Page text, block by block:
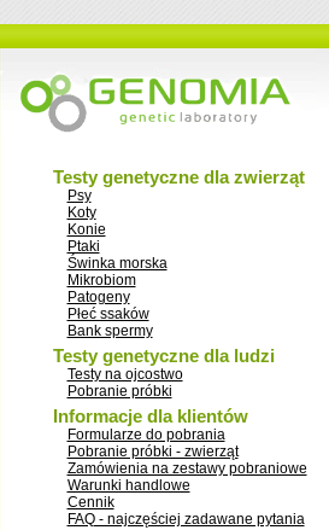
Testy genetyczne dla zwierząt
Psy
Koty
Konie
Ptaki
Świnka morska
Mikrobiom
Patogeny
Płeć ssaków
Bank spermy
Testy genetyczne dla ludzi
Testy na ojcostwo
Pobranie próbki
Informacje dla klientów
Formularze do pobrania
Pobranie próbki - zwierząt
Zamówienia na zestawy pobraniowe
Warunki handlowe
Cennik
FAQ - najczęściej zadawane pytania